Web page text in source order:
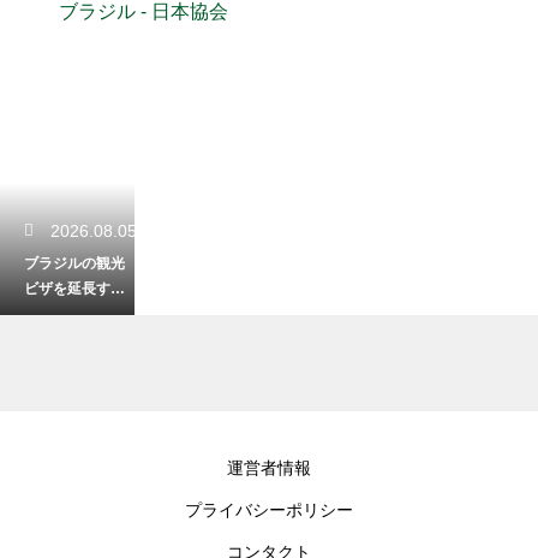
ブラジル - 日本協会
2026.08.05
ブラジルの観光
ビザを延長する
方法！現地の手
運営者情報
プライバシーポリシー
コンタクト